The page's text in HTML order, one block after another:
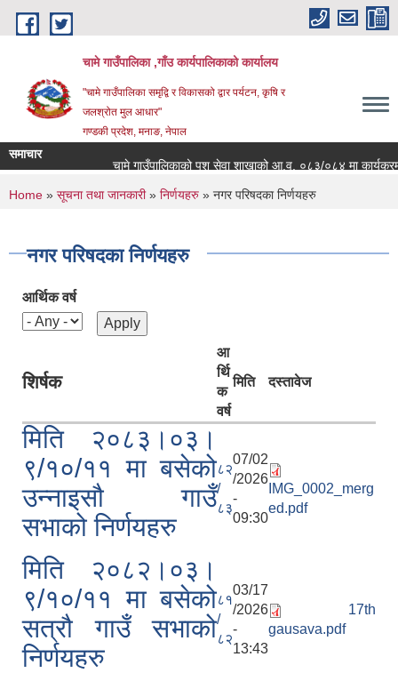
Skip to main content
चामे गाउँपालिका ,गाँउ कार्यपालिकाको कार्यालय
"चामे गाउँपालिका समृद्वि र विकासको द्वार पर्यटन, कृषि र
जलश्रोत मुल आधार"
गण्डकी प्रदेश, मनाङ, नेपाल
समाचार
चामे गाउँपालिकाको पशु सेवा शाखाको आ.व. ०८३/०८४ मा कार्यक्रम
You are here
Home » सूचना तथा जानकारी» निर्णयहरु » नगर परिषदका निर्णयहरु
नगर परिषदका निर्णयहरु
आर्थिक वर्ष
शिर्षक
आ
र्थि
क
वर्ष
मिति दस्तावेज
मिति २०८३।०३।
९/१०/११ मा बसेको
उन्नाइसौ गाउँ
सभाको निर्णयहरु
८२
/
८३
07/02
/2026
-
09:30
IMG_0002_merg
ed.pdf
मिति २०८२।०३।
९/१०/११ मा बसेको
सत्रौ गाउँ सभाको
निर्णयहरु
८१
/
८२
03/17
/2026
-
13:43
17th
gausava.pdf